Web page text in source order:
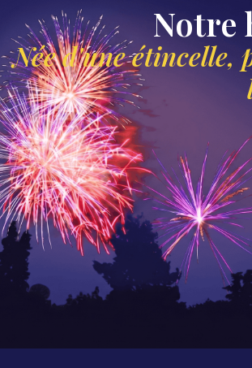
Notre
Née d'une étincelle,